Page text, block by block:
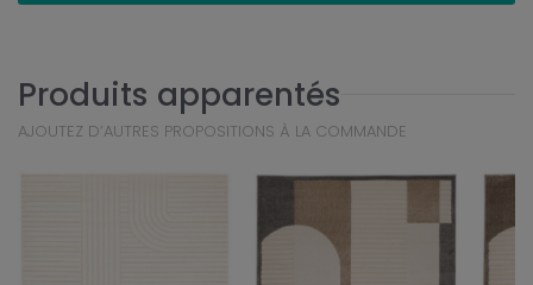
Produits apparentés
AJOUTEZ D’AUTRES PROPOSITIONS À LA COMMANDE